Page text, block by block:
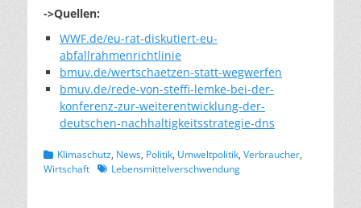
->Quellen:
WWF.de/eu-rat-diskutiert-eu-
abfallrahmenrichtlinie
bmuv.de/wertschaetzen-statt-wegwerfen
bmuv.de/rede-von-steffi-lemke-bei-der-
konferenz-zur-weiterentwicklung-der-
deutschen-nachhaltigkeitsstrategie-dns
Kategorien
Klimaschutz, News, Politik, Umweltpolitik, Verbraucher,
Wirtschaft Schlagworte
Lebensmittelverschwendung